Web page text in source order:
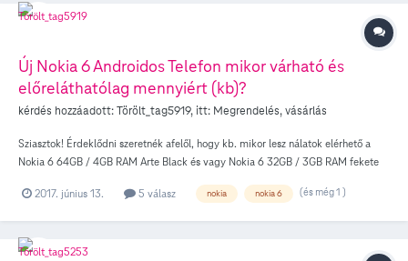
olvasom, tobb emberrel csinaljak . Miert csinaljak ezt? A kartyam, Domino es a
tel. szam: 30/ ******* Ezt a telefont a regi baratok miatt tartottam meg, akik ezt
a szamomat ismerik. Ha ez igy mukodik, mint sok egyeb otthon, eleg szomoru es
elkeserito.A penzt akarjak lenyulni, vagy miert csinaljak? Varom valaszukat , sos!!
Új Nokia 6 Androidos Telefon mikor várható és
előreláthatólag mennyiért (kb)?
kérdés hozzáadott:Törölt_tag5919, itt: Megrendelés, vásárlás
Sziasztok! Érdeklődni szeretnék afelől, hogy kb. mikor lesz nálatok elérhető a
Nokia 6 64GB / 4GB RAM Arte Black és vagy Nokia 6 32GB / 3GB RAM fekete
https://www.nokia.com/hu_hu/phones/nokia-6 Ezek jöhetnének még szóba ártól
2017 fekete színben Várom mihamarabbi válaszotokat! Üdvözlettel:Fedor Attila
2017. június 13. 5 válasz nokia nokia 6 (és még 1 )